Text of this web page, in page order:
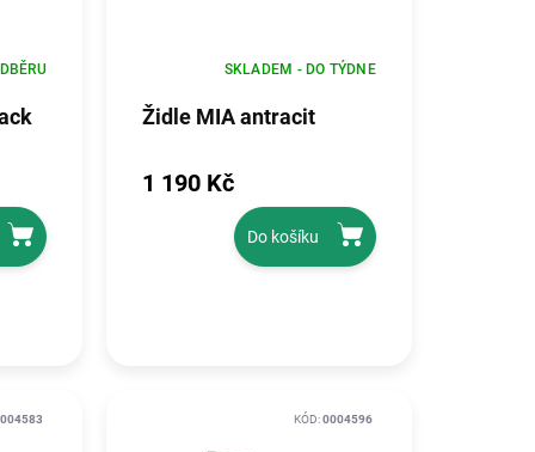
Židle MIA antracit
SKLADEM - DO TÝDNE
1 190 Kč
Do košíku
KÓD:0004596